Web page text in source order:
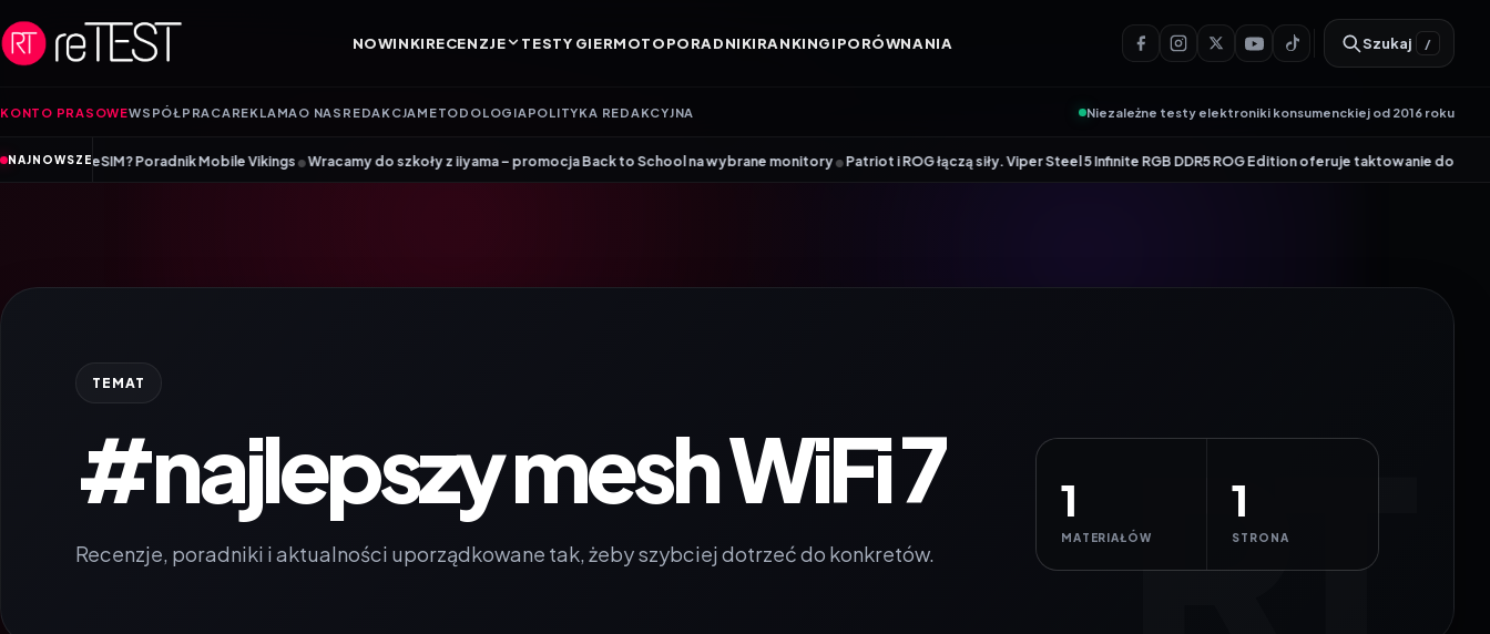
NOWINKIRECENZJE TESTY GIERMOTOPORADNIKIRANKINGIPORÓWNANIA Szukaj /
KONTO PRASOWEWSPÓŁPRACA REKLAMA O NAS REDAKCJA METODOLOGIA POLITYKA REDAKCYJNA Niezależne testy elektroniki konsumenckiej od 2016 roku
NAJNOWSZE
Poradnik Mobile Vikings•Wracamy do szkoły z iiyama – promocja Back to School na wybrane monitory•Patriot i ROG łączą siły. Viper Steel 5 Infinite RGB DDR5 ROG Edition oferuje taktowanie do 8600 MT/s•
TEMAT
#najlepszy mesh WiFi 7
Recenzje, poradniki i aktualności uporządkowane tak, żeby szybciej dotrzeć do konkretów.
1
MATERIAŁÓW
1
STRONA